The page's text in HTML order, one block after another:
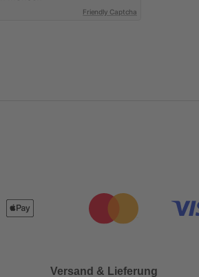
Friendly Captcha
Versand & Lieferung